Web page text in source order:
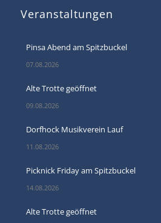
Veranstaltungen
Pinsa Abend am Spitzbuckel
07.08.2026
Alte Trotte geöffnet
09.08.2026
Dorfhock Musikverein Lauf
11.08.2026
Picknick Friday am Spitzbuckel
14.08.2026
Alte Trotte geöffnet